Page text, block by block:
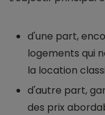
d'une part,
logements qui
la location
d'autre part,
des prix